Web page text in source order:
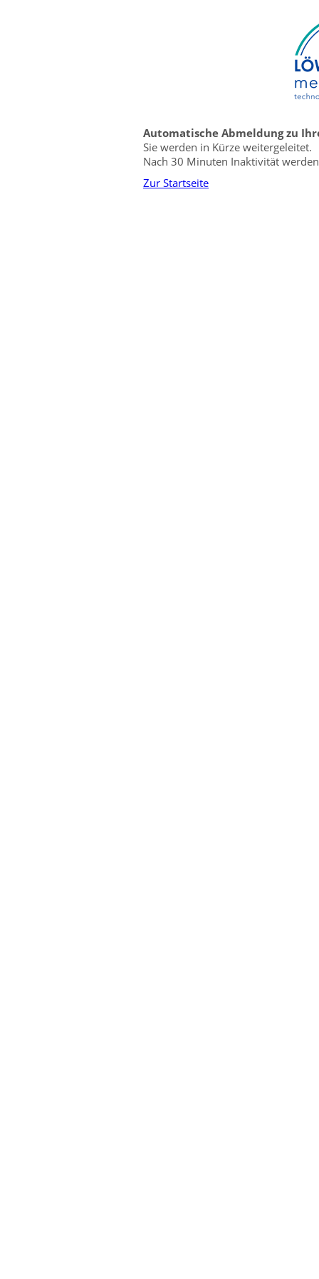
Automatische Abmeldung zu
Sie werden in Kürze weitergeleitet.
Nach 30 Minuten Inaktivität
Zur Startseite